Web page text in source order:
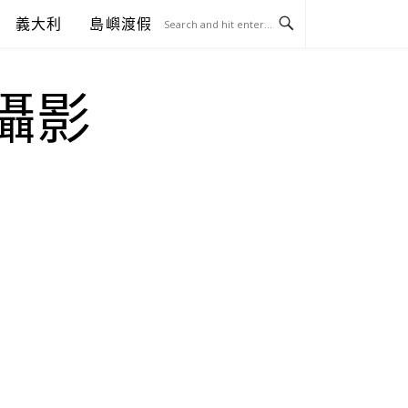
義大利 島嶼渡假
影